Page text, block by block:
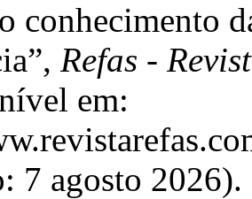
conhecimento
Refas -
em:
7 agosto 2026).